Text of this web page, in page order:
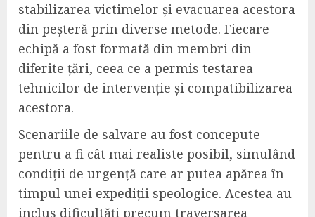
stabilizarea victimelor și evacuarea acestora
din peșteră prin diverse metode. Fiecare
echipă a fost formată din membri din
diferite țări, ceea ce a permis testarea
tehnicilor de intervenție și compatibilizarea
acestora.
Scenariile de salvare au fost concepute
pentru a fi cât mai realiste posibil, simulând
condiții de urgență care ar putea apărea în
timpul unei expediții speologice. Acestea au
inclus dificultăți precum traversarea